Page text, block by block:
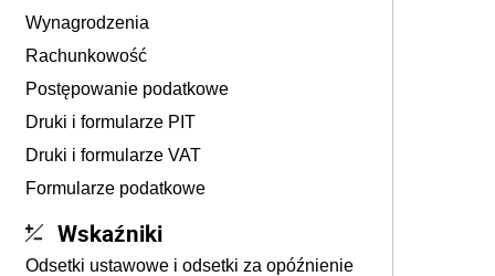
Wynagrodzenia
Rachunkowość
Postępowanie podatkowe
Druki i formularze PIT
Druki i formularze VAT
Formularze podatkowe
Wskaźniki
Odsetki ustawowe i odsetki za opóźnienie